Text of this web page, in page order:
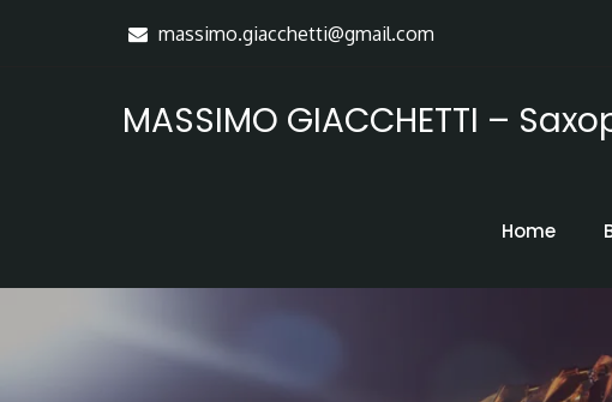
massimo.giacchetti@gmail.com
MASSIMO GIACCHETTI –
Home